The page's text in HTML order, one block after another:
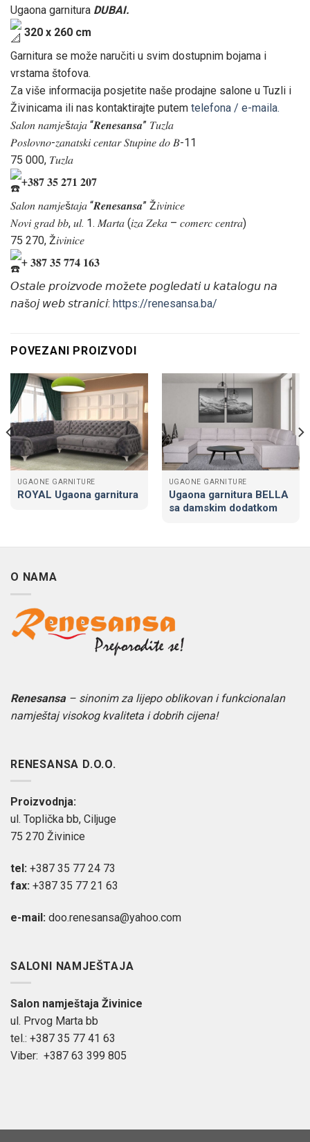
Ugaona garnitura DUBAI.
320 x 260 cm
Garnitura se može naručiti u svim dostupnim bojama i
vrstama štofova.
Za više informacija posjetite naše prodajne salone u Tuzli i
Živinicama ili nas kontaktirajte putem telefona / e-maila.
𝑆𝑎𝑙𝑜𝑛 𝑛𝑎𝑚𝑗𝑒š𝑡𝑎𝑗𝑎 “𝑹𝒆𝒏𝒆𝒔𝒂𝒏𝒔𝒂” 𝑇𝑢𝑧𝑙𝑎
𝑃𝑜𝑠𝑙𝑜𝑣𝑛𝑜-𝑧𝑎𝑛𝑎𝑡𝑠𝑘𝑖 𝑐𝑒𝑛𝑡𝑎𝑟 𝑆𝑡𝑢𝑝𝑖𝑛𝑒 𝑑𝑜 𝐵-11
75 000, 𝑇𝑢𝑧𝑙𝑎
+𝟑𝟖𝟕 𝟑𝟓 𝟐𝟕𝟏 𝟐𝟎𝟕
𝑆𝑎𝑙𝑜𝑛 𝑛𝑎𝑚𝑗𝑒š𝑡𝑎𝑗𝑎 “𝑹𝒆𝒏𝒆𝒔𝒂𝒏𝒔𝒂” Ž𝑖𝑣𝑖𝑛𝑖𝑐𝑒
𝑁𝑜𝑣𝑖 𝑔𝑟𝑎𝑑 𝑏𝑏, 𝑢𝑙. 1. 𝑀𝑎𝑟𝑡𝑎 (𝑖𝑧𝑎 𝑍𝑒𝑘𝑎 – 𝑐𝑜𝑚𝑒𝑟𝑐 𝑐𝑒𝑛𝑡𝑟𝑎)
75 270, Ž𝑖𝑣𝑖𝑛𝑖𝑐𝑒
+ 𝟑𝟖𝟕 𝟑𝟓 𝟕𝟕𝟒 𝟏𝟔𝟑
𝘖𝘴𝘵𝘢𝘭𝘦 𝘱𝘳𝘰𝘪𝘻𝘷𝘰𝘥𝘦 𝘮𝘰ž𝘦𝘵𝘦 𝘱𝘰𝘨𝘭𝘦𝘥𝘢𝘵𝘪 𝘶 𝘬𝘢𝘵𝘢𝘭𝘰𝘨𝘶 𝘯𝘢
𝘯𝘢š𝘰𝘫 𝘸𝘦𝘣 𝘴𝘵𝘳𝘢𝘯𝘪𝘤𝘪: https://renesansa.ba/
POVEZANI PROIZVODI
UGAONE GARNITURE
ROYAL Ugaona garnitura
UGAONE GARNITURE
Ugaona garnitura BELLA
sa damskim dodatkom
O NAMA
Renesansa– sinonim za lijepo oblikovan i funkcionalan
namještaj visokog kvaliteta i dobrih cijena!
RENESANSA D.O.O.
Proizvodnja:
ul. Toplička bb, Ciljuge
75 270 Živinice
tel: +387 35 77 24 73
fax: +387 35 77 21 63
e-mail: doo.renesansa@yahoo.com
SALONI NAMJEŠTAJA
Salon namještaja Živinice
ul. Prvog Marta bb
tel.: +387 35 77 41 63
Viber: +387 63 399 805